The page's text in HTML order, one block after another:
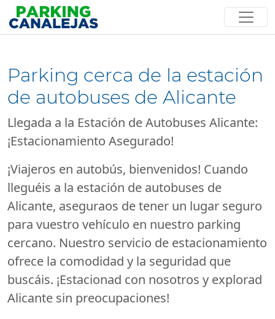
Parking cerca de la estación
de autobuses de Alicante
Llegada a la Estación de Autobuses Alicante:
¡Estacionamiento Asegurado!
¡Viajeros en autobús, bienvenidos! Cuando
lleguéis a la estación de autobuses de
Alicante, aseguraos de tener un lugar seguro
para vuestro vehículo en nuestro parking
cercano. Nuestro servicio de estacionamiento
ofrece la comodidad y la seguridad que
buscáis. ¡Estacionad con nosotros y explorad
Alicante sin preocupaciones!